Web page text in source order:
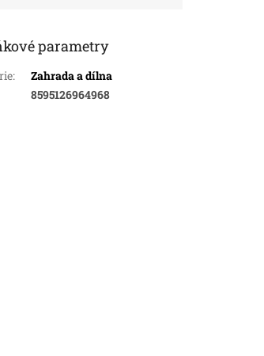
parametry
:
Zahrada a dílna
8595126964968